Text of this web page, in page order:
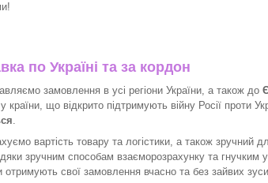
по Україні та за кордон
замовлення в усі регіони України, а також до
у країни, що відкрито підтримують війну Росії проти
.
вартість товару та логістики, а також зручний
зручним способам взаєморозрахунку та гнучким
отримують свої замовлення вчасно та без зайвих